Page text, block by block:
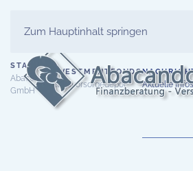
Zum Hauptinhalt springen
START
Abacando
GmbH
INVESTMENTFONDS
Altersvorsorgedepot Aktuelle Infos